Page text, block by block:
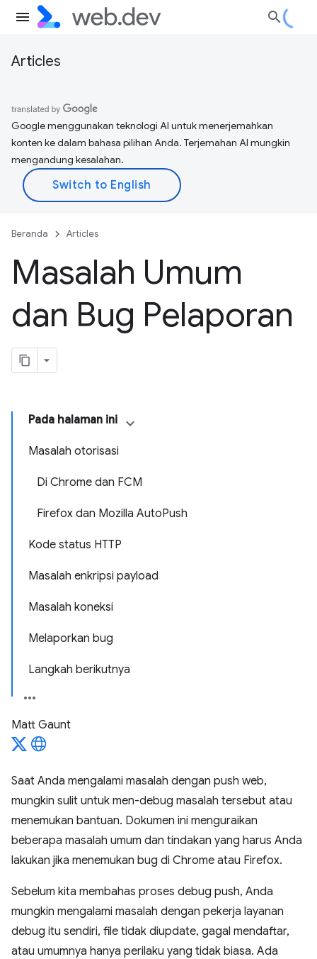
Articles
Google menggunakan teknologi AI untuk menerjemahkan
konten ke dalam bahasa pilihan Anda. Terjemahan AI mungkin
mengandung kesalahan.
Beranda Articles
Masalah Umum
dan Bug Pelaporan
Pada halaman ini
Masalah otorisasi
Di Chrome dan FCM
Firefox dan Mozilla AutoPush
Kode status HTTP
Masalah enkripsi payload
Masalah koneksi
Melaporkan bug
Langkah berikutnya
Matt Gaunt
Saat Anda mengalami masalah dengan push web,
mungkin sulit untuk men-debug masalah tersebut atau
menemukan bantuan. Dokumen ini menguraikan
beberapa masalah umum dan tindakan yang harus Anda
lakukan jika menemukan bug di Chrome atau Firefox.
Sebelum kita membahas proses debug push, Anda
mungkin mengalami masalah dengan pekerja layanan
debug itu sendiri, file tidak diupdate, gagal mendaftar,
atau umumnya hanya perilaku yang tidak biasa. Ada